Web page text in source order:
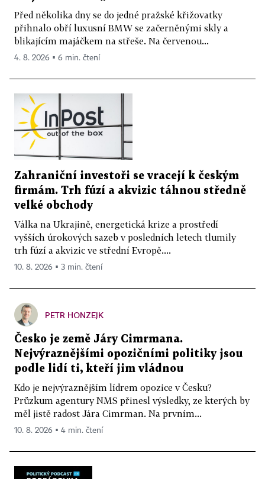
Před několika dny se do jedné pražské křižovatky
přihnalo obří luxusní BMW se začerněnými skly a
blikajícím majáčkem na střeše. Na červenou...
4. 8. 2026 ▪ 6 min. čtení
Zahraniční investoři se vracejí k českým
firmám. Trh fúzí a akvizic táhnou středně
velké obchody
Válka na Ukrajině, energetická krize a prostředí
vyšších úrokových sazeb v posledních letech tlumily
trh fúzí a akvizic ve střední Evropě....
10. 8. 2026 ▪ 3 min. čtení
PETR HONZEJK
Česko je země Járy Cimrmana.
Nejvýraznějšími opozičními politiky jsou
podle lidí ti, kteří jim vládnou
Kdo je nejvýraznějším lídrem opozice v Česku?
Průzkum agentury NMS přinesl výsledky, ze kterých by
měl jistě radost Jára Cimrman. Na prvním...
10. 8. 2026 ▪ 4 min. čtení